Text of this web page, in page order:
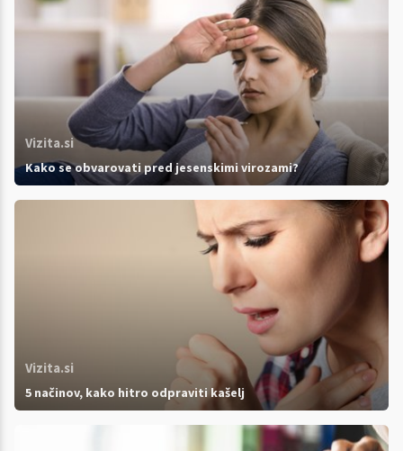
Vizita.si
Kako se obvarovati pred jesenskimi virozami?
Vizita.si
5 načinov, kako hitro odpraviti kašelj